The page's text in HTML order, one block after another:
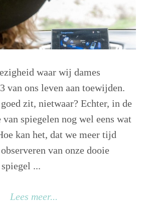
waar wij dames
van ons leven aan toewijden.
zit, nietwaar? Echter, in de
spiegelen nog wel eens wat
kan het, dat we meer tijd
van onze dooie
...
Lees meer...